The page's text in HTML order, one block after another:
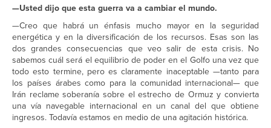
—Usted dijo que esta guerra va a cambiar el mundo.
—Creo que habrá un énfasis mucho mayor en la seguridad
energética y en la diversificación de los recursos. Esas son las
dos grandes consecuencias que veo salir de esta crisis. No
sabemos cuál será el equilibrio de poder en el Golfo una vez que
todo esto termine, pero es claramente inaceptable —tanto para
los países árabes como para la comunidad internacional— que
Irán reclame soberanía sobre el estrecho de Ormuz y convierta
una vía navegable internacional en un canal del que obtiene
ingresos. Todavía estamos en medio de una agitación histórica.